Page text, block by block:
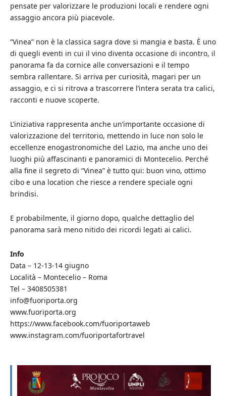
pensate per valorizzare le produzioni locali e rendere ogni
assaggio ancora più piacevole.
“Vinea” non è la classica sagra dove si mangia e basta. È uno
di quegli eventi in cui il vino diventa occasione di incontro, il
panorama fa da cornice alle conversazioni e il tempo
sembra rallentare. Si arriva per curiosità, magari per un
assaggio, e ci si ritrova a trascorrere l’intera serata tra calici,
racconti e nuove scoperte.
L’iniziativa rappresenta anche un’importante occasione di
valorizzazione del territorio, mettendo in luce non solo le
eccellenze enogastronomiche del Lazio, ma anche uno dei
luoghi più affascinanti e panoramici di Montecelio. Perché
alla fine il segreto di “Vinea” è tutto qui: buon vino, ottimo
cibo e una location che riesce a rendere speciale ogni
brindisi.
E probabilmente, il giorno dopo, qualche dettaglio del
panorama sarà meno nitido dei ricordi legati ai calici.
Info
Data – 12-13-14 giugno
Località – Montecelio – Roma
Tel – 3408505381
info@fuoriporta.org
www.fuoriporta.org
https://www.facebook.com/fuoriportaweb
www.instagram.com/fuoriportafortravel